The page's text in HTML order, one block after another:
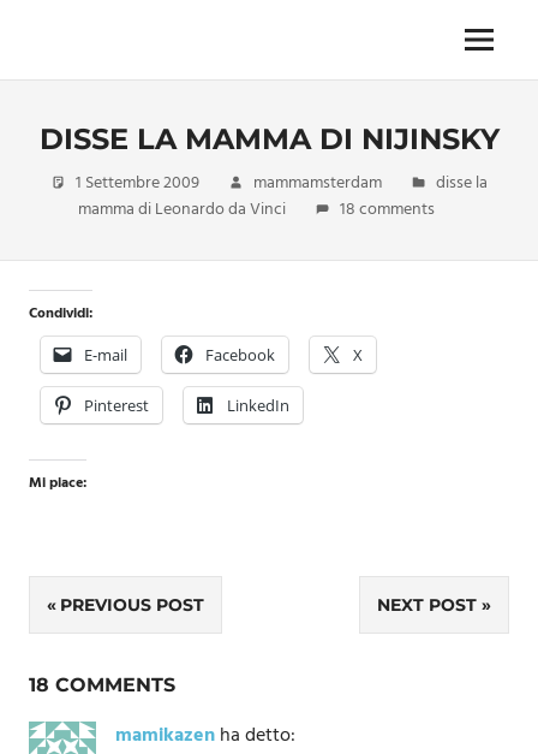
content
imprescindibile,
inevitabile
formato
monodose
nuova
confezione
migliorata
Menu
DISSE LA MAMMA DI NIJINSKY
1 Settembre 2009 mammamsterdam
disse la
mamma di Leonardo da Vinci
18 comments
Condividi:
E-mail Facebook X
Pinterest LinkedIn
Mi piace:
Navigazione
articoli
PREVIOUS POST NEXT POST
18 COMMENTS
mamikazenha detto: